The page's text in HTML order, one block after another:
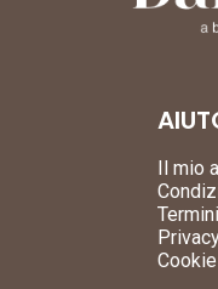
Il mio